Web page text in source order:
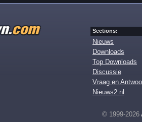
Sections:
Nieuws
Downloads
Top Downloads
Discussie
Vraag en
Nieuws2.nl
© 1999-2026